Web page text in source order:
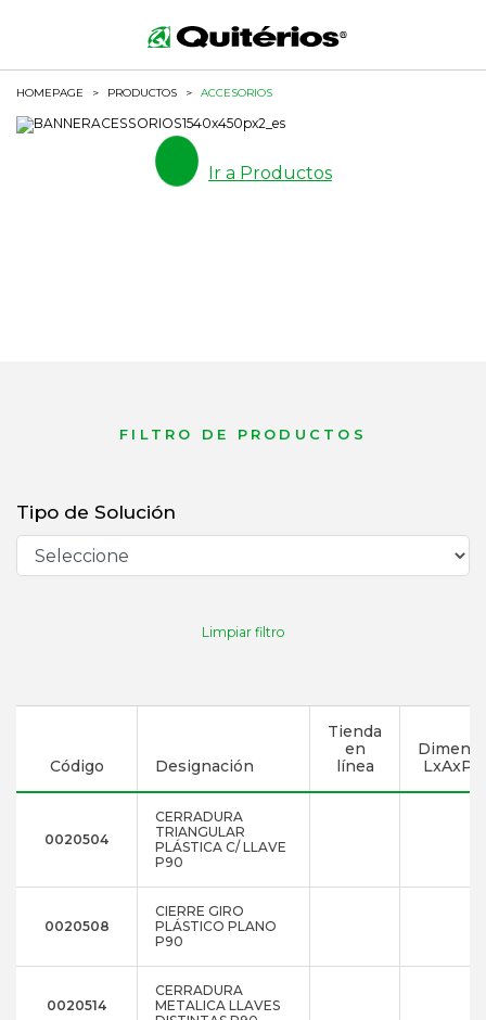
HOMEPAGE > PRODUCTOS > ACCESORIOS
Ir a Productos
FILTRO DE PRODUCTOS
Tipo de Solución
Limpiar filtro
Código Designación
Tienda
en
línea
LxAxP
0020504
CERRADURA
TRIANGULAR
PLÁSTICA C/ LLAVE
P90
0020508
CIERRE GIRO
PLÁSTICO PLANO
P90
0020514
CERRADURA
METALICA LLAVES